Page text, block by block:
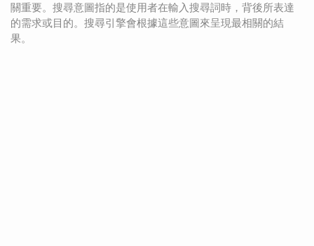
關重要。搜尋意圖指的是使用者在輸入搜尋詞時，背後所表達
的需求或目的。搜尋引擎會根據這些意圖來呈現最相關的結
果。